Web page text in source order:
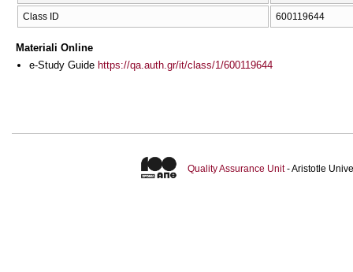
Class ID 600119644
Materiali Online
e-Study Guide https://qa.auth.gr/it/class/1/600119644
Quality Assurance Unit- Aristotle